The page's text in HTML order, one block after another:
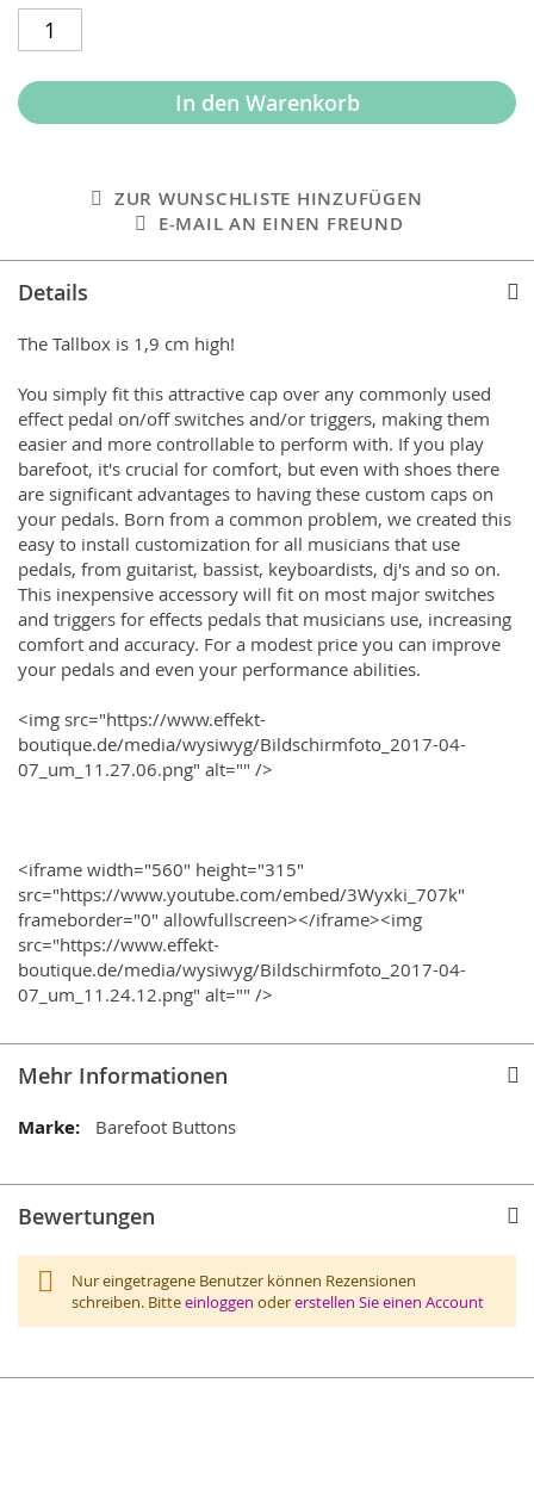
In den Warenkorb
ZUR WUNSCHLISTE HINZUFÜGEN
E-MAIL AN EINEN FREUND
Details
The Tallbox is 1,9 cm high!
You simply fit this attractive cap over any commonly used
effect pedal on/off switches and/or triggers, making them
easier and more controllable to perform with. If you play
barefoot, it's crucial for comfort, but even with shoes there
are significant advantages to having these custom caps on
your pedals. Born from a common problem, we created this
easy to install customization for all musicians that use
pedals, from guitarist, bassist, keyboardists, dj's and so on.
This inexpensive accessory will fit on most major switches
and triggers for effects pedals that musicians use, increasing
comfort and accuracy. For a modest price you can improve
your pedals and even your performance abilities.
<img src="https://www.effekt-
boutique.de/media/wysiwyg/Bildschirmfoto_2017-04-
07_um_11.27.06.png" alt="" />
<iframe width="560" height="315"
src="https://www.youtube.com/embed/3Wyxki_707k"
frameborder="0" allowfullscreen></iframe><img
src="https://www.effekt-
boutique.de/media/wysiwyg/Bildschirmfoto_2017-04-
07_um_11.24.12.png" alt="" />
Mehr Informationen
Mehr
Barefoot Buttons
Bewertungen
Nur eingetragene Benutzer können Rezensionen
schreiben. Bitteeinloggen odererstellen Sie einen Account